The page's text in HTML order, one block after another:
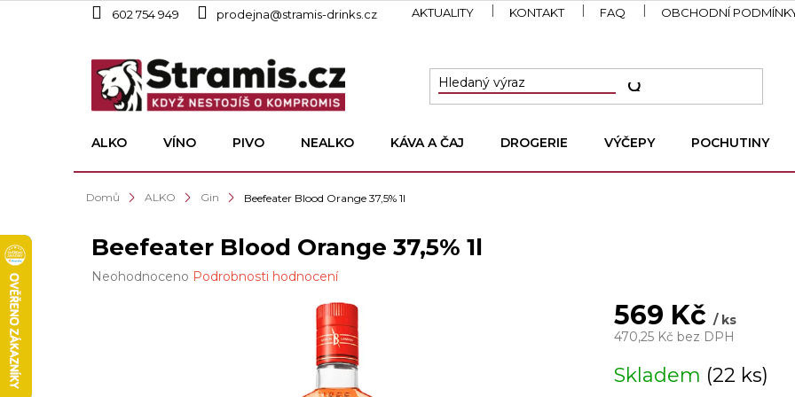
602 754 949 prodejna@stramis-drinks.cz AKTUALITY KONTAKT FAQ OBCHODNÍ
ALKO VÍNO PIVO NEALKO KÁVA A ČAJ DROGERIE VÝČEPY POCHUTINY
Domů ALKO Gin Beefeater Blood Orange 37,5% 1l
Beefeater Blood Orange 37,5% 1l
Průměrné
Neohodnoceno Podrobnosti hodnocení
569 Kč/ ks
470,25 Kč bez DPH
cena:
Skladem (22 ks)